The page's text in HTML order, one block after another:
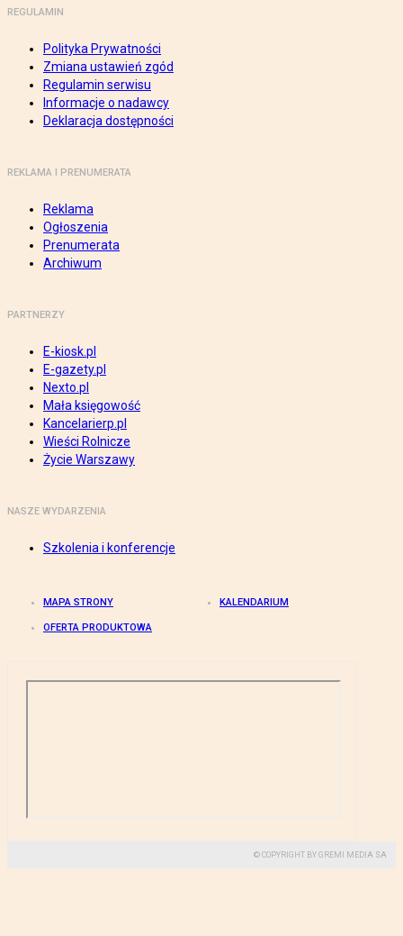
REGULAMIN
Polityka Prywatności
Zmiana ustawień zgód
Regulamin serwisu
Informacje o nadawcy
Deklaracja dostępności
REKLAMA I PRENUMERATA
Reklama
Ogłoszenia
Prenumerata
Archiwum
PARTNERZY
E-kiosk.pl
E-gazety.pl
Nexto.pl
Mała księgowość
Kancelarierp.pl
Wieści Rolnicze
Życie Warszawy
NASZE WYDARZENIA
Szkolenia i konferencje
MAPA STRONY KALENDARIUM
OFERTA PRODUKTOWA
© COPYRIGHT BY GREMI MEDIA SA